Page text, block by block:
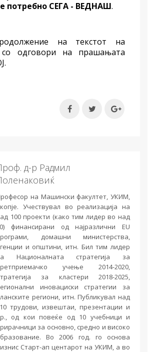
потребно СЕГА - ВЕДНАШ.
на текстот на
со одговори на прашањата
д-р Радмил
на Машински факултет, УКИМ,
Учествувал во реализација на
100 проекти (како тим лидер во над
финансирани од најразлични EU
домашни министерства,
и општини, итн. Бил тим лидер
Националната стратегија за
учење 2014-2020,
за кластери 2018-2025,
иновациски стратегии за
региони, итн. Публикувал над
трудови, извештаи, презентации и
од кои повеќе од 10 учебници и
за основно, средно и високо
Во 2006 год. го основа
Старт-ап центарот на УКИМ, а во